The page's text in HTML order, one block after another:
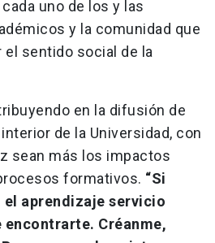
uno de los y las
y la comunidad que
el sentido social de la
en la difusión de
de la Universidad, con
sean más los impactos
formativos. “Si
aprendizaje servicio
encontrarte. Créanme,